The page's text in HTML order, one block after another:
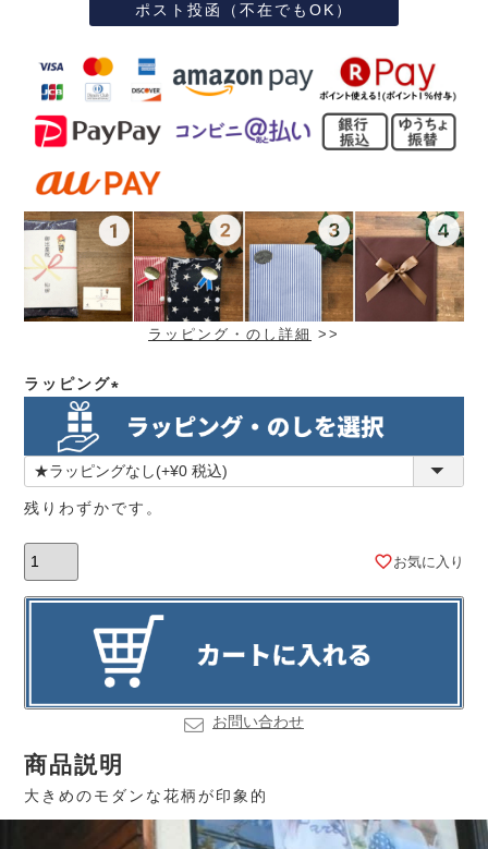
ポスト投函（不在でもOK）
ラッピング・のし詳細 >>
ラッピング
(必
須)
残りわずかです。
お気に入り
お問い合わせ
商品説明
大きめのモダンな花柄が印象的